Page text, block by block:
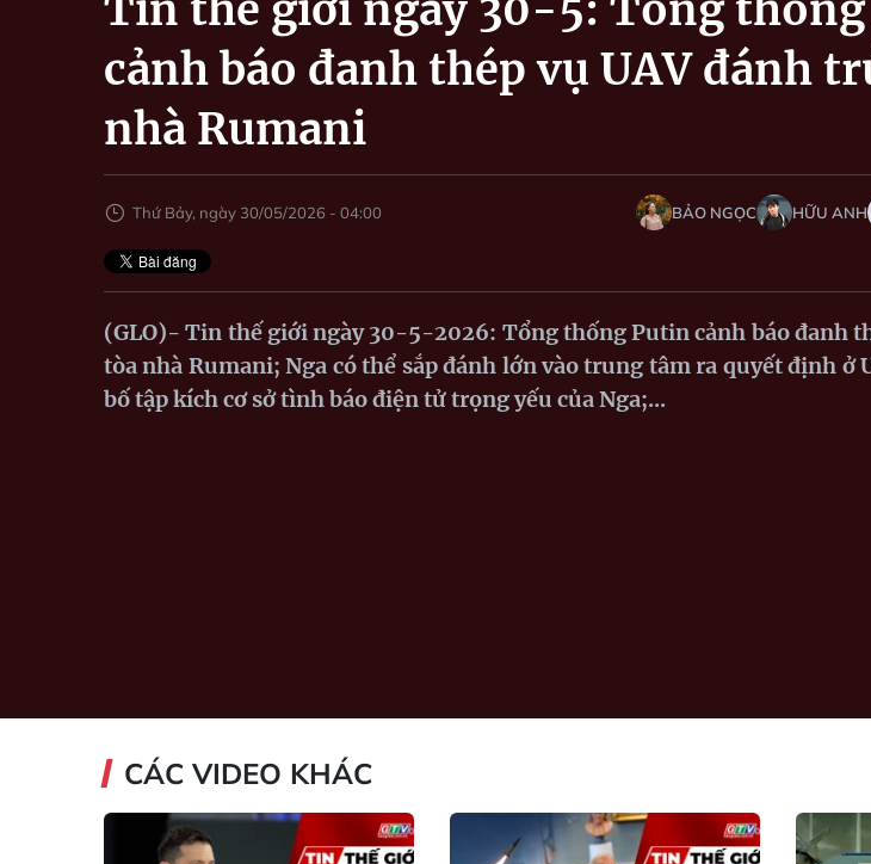
cảnh báo đanh thép vụ UAV đánh
nhà Rumani
Thứ Bảy, ngày 30/05/2026 - 04:00 BẢO NGỌC HỮU ANH
(GLO)- Tin thế giới ngày 30-5-2026: Tổng thống Putin cảnh báo đanh
tòa nhà Rumani; Nga có thể sắp đánh lớn vào trung tâm ra quyết định ở
bố tập kích cơ sở tình báo điện tử trọng yếu của Nga;...
CÁC VIDEO KHÁC